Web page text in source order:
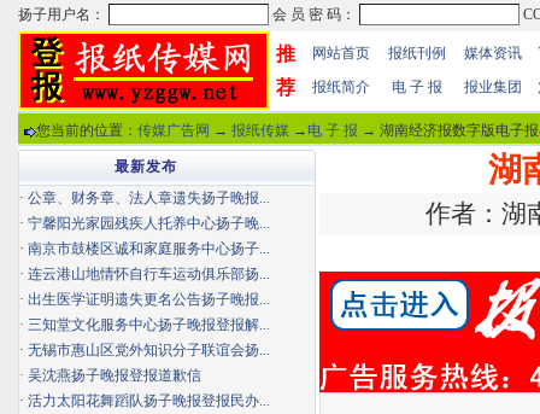
推
荐
网站首页 报纸刊例 媒体资讯
报纸简介 电 子 报 报业集团
您当前的位置： 传媒广告网 → 报纸传媒 → 电 子 报 → 湖南经济报数字版电子
湖
作者：湖
最新发布
· 公章、财务章、法人章遗失扬子晚报...
· 宁馨阳光家园残疾人托养中心扬子晚...
· 南京市鼓楼区诚和家庭服务中心扬子...
· 连云港山地情怀自行车运动俱乐部扬...
· 出生医学证明遗失更名公告扬子晚报...
· 三知堂文化服务中心扬子晚报登报解...
· 无锡市惠山区党外知识分子联谊会扬...
· 吴沈燕扬子晚报登报道歉信
· 活力太阳花舞蹈队扬子晚报登报民办...